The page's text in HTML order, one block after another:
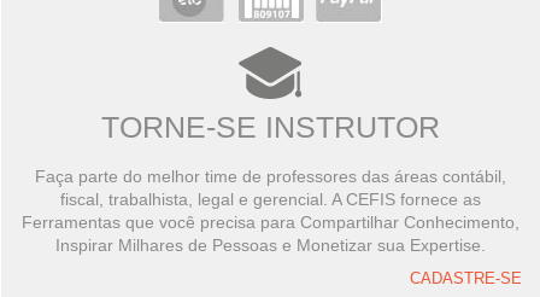
TORNE-SE INSTRUTOR
Faça parte do melhor time de professores das áreas contábil,
fiscal, trabalhista, legal e gerencial. A CEFIS fornece as
Ferramentas que você precisa para Compartilhar Conhecimento,
Inspirar Milhares de Pessoas e Monetizar sua Expertise.
CADASTRE-SE